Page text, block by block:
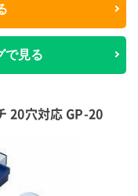
で見る
20穴対応 GP-20